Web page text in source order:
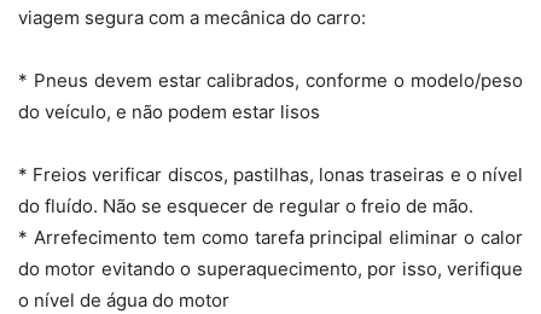
viagem segura com a mecânica do carro:
* Pneus devem estar calibrados, conforme o modelo/peso
do veículo, e não podem estar lisos
* Freios verificar discos, pastilhas, lonas traseiras e o nível
do fluído. Não se esquecer de regular o freio de mão.
* Arrefecimento tem como tarefa principal eliminar o calor
do motor evitando o superaquecimento, por isso, verifique
o nível de água do motor